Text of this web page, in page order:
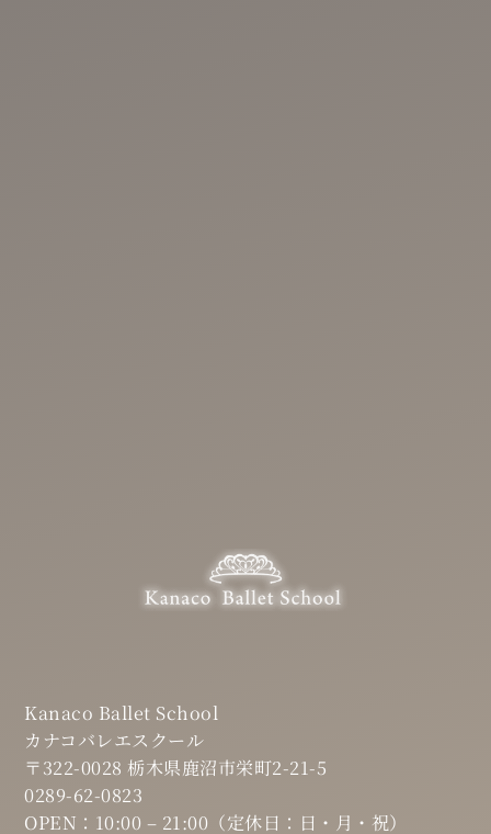
Kanaco Ballet School
カナコバレエスクール
〒322-0028 栃木県鹿沼市栄町2-21-5
0289-62-0823
OPEN：10:00 – 21:00（定休日：日・月・祝）